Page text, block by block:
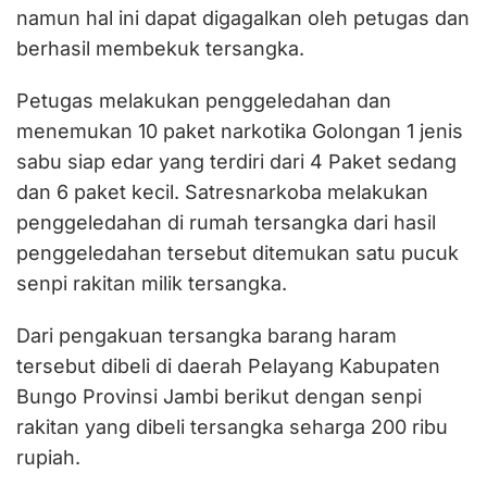
namun hal ini dapat digagalkan oleh petugas dan
berhasil membekuk tersangka.
Petugas melakukan penggeledahan dan
menemukan 10 paket narkotika Golongan 1 jenis
sabu siap edar yang terdiri dari 4 Paket sedang
dan 6 paket kecil. Satresnarkoba melakukan
penggeledahan di rumah tersangka dari hasil
penggeledahan tersebut ditemukan satu pucuk
senpi rakitan milik tersangka.
Dari pengakuan tersangka barang haram
tersebut dibeli di daerah Pelayang Kabupaten
Bungo Provinsi Jambi berikut dengan senpi
rakitan yang dibeli tersangka seharga 200 ribu
rupiah.